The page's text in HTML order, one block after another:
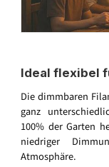
Ideal flexibel
Die dimmbaren
ganz
100% der Garten
niedriger
Atmosphäre.